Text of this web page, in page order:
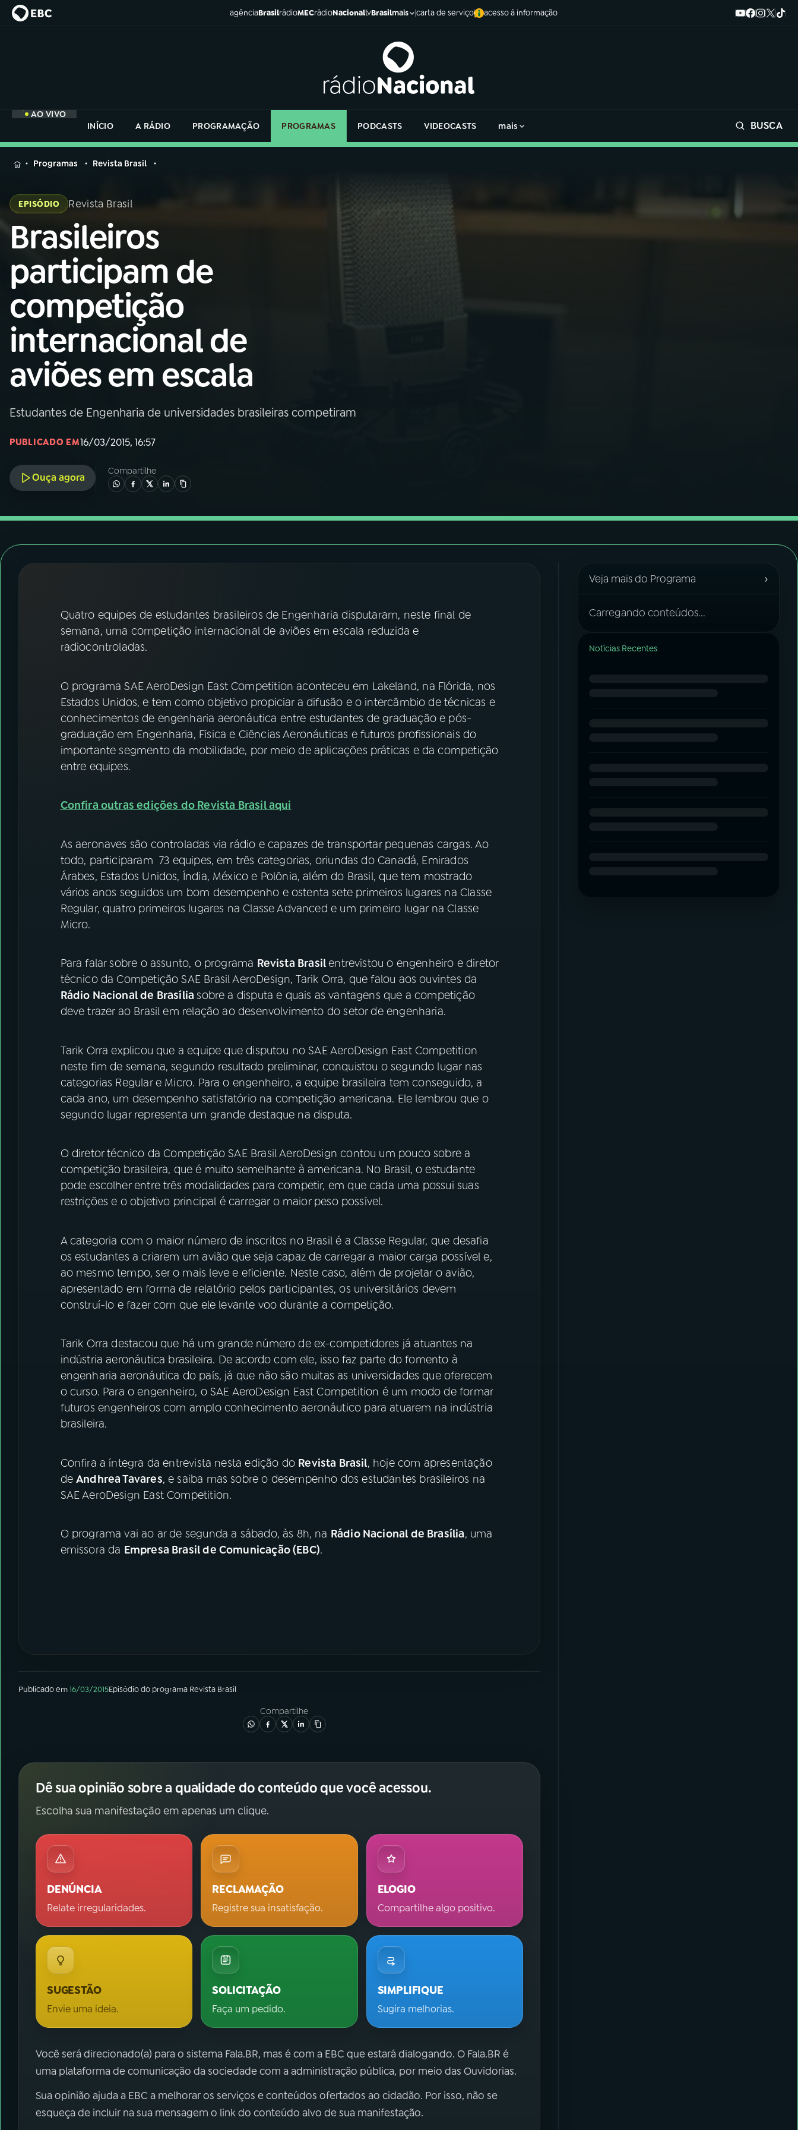
agênciaBrasilrádioMECrádioNacionaltvBrasilmais carta de serviço acesso à informação
AO VIVO
INÍCIO
A RÁDIO PROGRAMAÇÃO PROGRAMAS PODCASTS VIDEOCASTS mais BUSCA
MENU
Buscar
na
Rádio
Nacional
01 INÍCIO
02A RÁDIO
03 PROGRAMAÇÃO
04PROGRAMAS
ACOMPANHE A RÁDIO NACIONAL
YouTube Facebook
na
Rádio
Programas Revista Brasil
EPISÓDIO Revista Brasil
Brasileiros
participam de
competição
internacional de
aviões em escala
Estudantes de Engenharia de universidades brasileiras competiram
PUBLICADO EM16/03/2015, 16:57
Ouça agora
Compartilhe
Quatro equipes de estudantes brasileiros de Engenharia disputaram, neste final de
semana, uma competição internacional de aviões em escala reduzida e
radiocontroladas.
O programa SAE AeroDesign East Competition aconteceu em Lakeland, na Flórida, nos
Estados Unidos, e tem como objetivo propiciar a difusão e o intercâmbio de técnicas e
conhecimentos de engenharia aeronáutica entre estudantes de graduação e pós-
graduação em Engenharia, Física e Ciências Aeronáuticas e futuros profissionais do
importante segmento da mobilidade, por meio de aplicações práticas e da competição
entre equipes.
Confira outras edições do Revista Brasil aqui
As aeronaves são controladas via rádio e capazes de transportar pequenas cargas. Ao
todo, participaram 73 equipes, em três categorias, oriundas do Canadá, Emirados
Árabes, Estados Unidos, Índia, México e Polônia, além do Brasil, que tem mostrado
vários anos seguidos um bom desempenho e ostenta sete primeiros lugares na Classe
Regular, quatro primeiros lugares na Classe Advanced e um primeiro lugar na Classe
Micro.
Para falar sobre o assunto, o programa Revista Brasilentrevistou o engenheiro e diretor
técnico da Competição SAE Brasil AeroDesign, Tarik Orra, que falou aos ouvintes da
Rádio Nacional de Brasíliasobre a disputa e quais as vantagens que a competição
deve trazer ao Brasil em relação ao desenvolvimento do setor de engenharia.
Tarik Orra explicou que a equipe que disputou no SAE AeroDesign East Competition
neste fim de semana, segundo resultado preliminar, conquistou o segundo lugar nas
categorias Regular e Micro. Para o engenheiro, a equipe brasileira tem conseguido, a
cada ano, um desempenho satisfatório na competição americana. Ele lembrou que o
segundo lugar representa um grande destaque na disputa.
O diretor técnico da Competição SAE Brasil AeroDesign contou um pouco sobre a
competição brasileira, que é muito semelhante à americana. No Brasil, o estudante
pode escolher entre três modalidades para competir, em que cada uma possui suas
restrições e o objetivo principal é carregar o maior peso possível.
A categoria com o maior número de inscritos no Brasil é a Classe Regular, que desafia
os estudantes a criarem um avião que seja capaz de carregar a maior carga possível e,
ao mesmo tempo, ser o mais leve e eficiente. Neste caso, além de projetar o avião,
apresentado em forma de relatório pelos participantes, os universitários devem
construí-lo e fazer com que ele levante voo durante a competição.
Tarik Orra destacou que há um grande número de ex-competidores já atuantes na
indústria aeronáutica brasileira. De acordo com ele, isso faz parte do fomento à
engenharia aeronáutica do país, já que não são muitas as universidades que oferecem
o curso. Para o engenheiro, o SAE AeroDesign East Competition é um modo de formar
futuros engenheiros com amplo conhecimento aeronáutico para atuarem na indústria
brasileira.
Confira a íntegra da entrevista nesta edição do Revista Brasil, hoje com apresentação
deAndhrea Tavares, e saiba mas sobre o desempenho dos estudantes brasileiros na
SAE AeroDesign East Competition.
O programa vai ao ar de segunda a sábado, às 8h, na Rádio Nacional de Brasília, uma
emissora da Empresa Brasil de Comunicação (EBC).
Publicado em16/03/2015Episódiodo programa Revista Brasil
Compartilhe
Dê sua opinião sobre a qualidade do conteúdo que você acessou.
Escolha sua manifestação em apenas um clique.
DENÚNCIA
Relate irregularidades.
RECLAMAÇÃO
Registre sua insatisfação.
ELOGIO
Compartilhe algo positivo.
SUGESTÃO
Envie uma ideia.
SOLICITAÇÃO
Faça um pedido.
SIMPLIFIQUE
Sugira melhorias.
Você será direcionado(a) para o sistema Fala.BR, mas é com a EBC que estará dialogando. O Fala.BR é
uma plataforma de comunicação da sociedade com a administração pública, por meio das Ouvidorias.
Sua opinião ajuda a EBC a melhorar os serviços e conteúdos ofertados ao cidadão. Por isso, não se
esqueça de incluir na sua mensagem o link do conteúdo alvo de sua manifestação.
Veja mais do Programa ›
Carregando conteúdos...
Notícias Recentes